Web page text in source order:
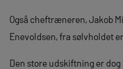
Også cheftræneren, Jakob
Enevoldsen, fra sølvholdet
Den store udskiftning er